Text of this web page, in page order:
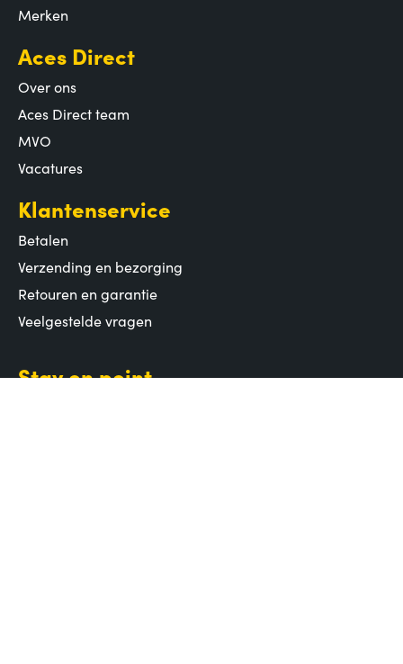
Merken
Aces Direct
Over ons
Aces Direct team
MVO
Vacatures
Klantenservice
Betalen
Verzending en bezorging
Retouren en garantie
Veelgestelde vragen
Stay on point